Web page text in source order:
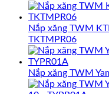
Nắp xăng TWM
TKTMPR06
Nắp xăng TWM